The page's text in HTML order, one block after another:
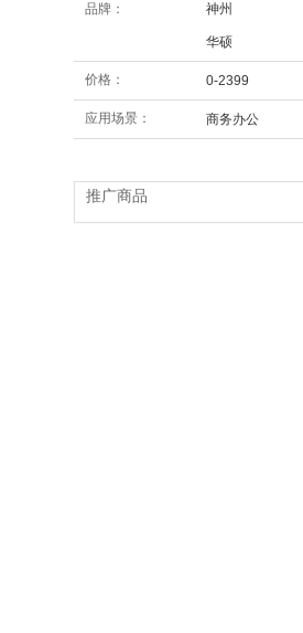
品牌： 神州
华硕
价格： 0-2399
应用场景： 商务办公
推广商品